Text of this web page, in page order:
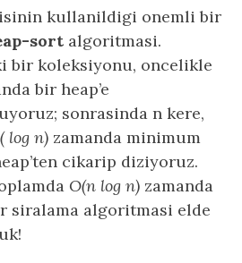
kullanildigi onemli bir
sort algoritmasi.
bir koleksiyonu, oncelikle
bir heap’e
sonrasinda n kere,
log n) zamanda minimum
cikarip diziyoruz.
O(n log n) zamanda
siralama algoritmasi elde